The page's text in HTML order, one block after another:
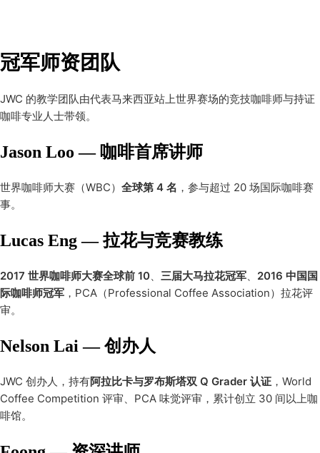
新纪元技职与推广教育学院
冠军师资团队
JWC 的教学团队由代表马来西亚站上世界赛场的竞技咖啡师与持证
咖啡专业人士带领。
Jason Loo — 咖啡首席讲师
世界咖啡师大赛（WBC） 全球第 4 名 ，参与超过 20 场国际咖啡赛
事。
Lucas Eng — 拉花与竞赛教练
2017 世界咖啡师大赛全球前 10、 三届大马拉花冠军、 2016 中国国
际咖啡师冠军 ，PCA（Professional Coffee Association）拉花评
审。
Nelson Lai — 创办人
JWC 创办人，持有阿拉比卡与罗布斯塔双 Q Grader 认证 ，World
Coffee Competition 评审、PCA 味觉评审，累计创立 30 间以上咖
啡馆。